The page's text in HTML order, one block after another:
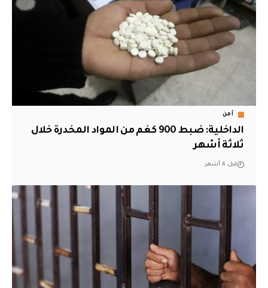
أمن
الداخلية: ضبط 900 كغم من المواد المخدرة خلال
ثلاثة أشهر
قبل 4 أشهر